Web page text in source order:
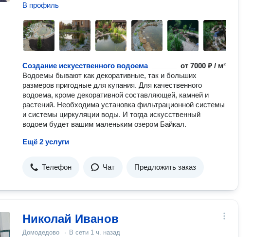
В профиль
Создание искусственного водоема от7000 ₽ / м²
Водоемы бывают как декоративные, так и больших
размеров пригодные для купания. Для качественного
водоема, кроме декоративной составляющей, камней и
растений. Необходима установка фильтрационной системы
и системы циркуляции воды. И тогда искусственный
водоем будет вашим маленьким озером Байкал.
Ещё 2 услуги
Телефон Чат Предложить заказ
Николай Иванов
Домодедово · В сети 1 ч. назад